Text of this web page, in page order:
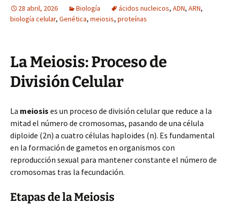
28 abril, 2026 Biología ácidos nucleicos, ADN, ARN,
biología celular, Genética, meiosis, proteínas
La Meiosis: Proceso de
División Celular
La meiosis es un proceso de división celular que reduce a la
mitad el número de cromosomas, pasando de una célula
diploide (2n) a cuatro células haploides (n). Es fundamental
en la formación de gametos en organismos con
reproducción sexual para mantener constante el número de
cromosomas tras la fecundación.
Etapas de la Meiosis